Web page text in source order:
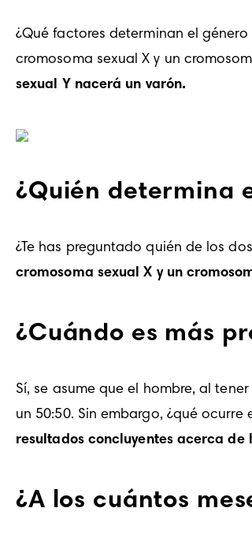
¿Qué factores determinan el
cromosoma sexual X y un
sexual Y nacerá un varón.
¿Quién determina
¿Te has preguntado quién de los
cromosoma sexual X y un
¿Cuándo es más
Sí, se asume que el hombre, al
un 50:50. Sin embargo, ¿qué
resultados concluyentes acerca
¿A los cuántos